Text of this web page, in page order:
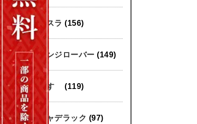
テスラ (156)
レンジローバー (149)
いすゞ (119)
キャデラック (97)